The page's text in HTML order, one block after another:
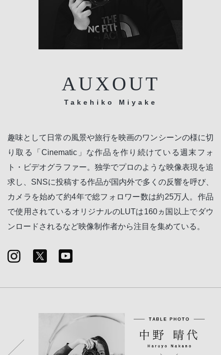
AUXOUT
Takehiko Miyake
趣味として日常の風景や旅行を映画のワンシーンの様に切
り取る「Cinematic」な作品を作り続けている週末フォ
ト・ビデオグラファー。独学でプロのような映像表現を追
求し、SNSに投稿する作品が国内外で多くの反響を呼び、
カメラを始めて約4年で総フォロワー数は約25万人。作品
で使用されているオリジナルのLUTは160ヵ国以上でダウ
ンロードされるなど映像制作者から注目を集めている。